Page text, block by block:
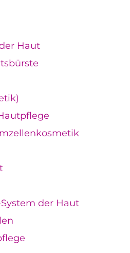
Haut
der Haut